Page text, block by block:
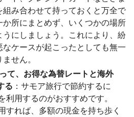
組み合わせて持っておくと万全で
所にまとめず、いくつかの場所
うにしましょう。これにより、紛
ケースが起こったとしても無一
せん。
て、お得な為替レートと海外
る ：サモア旅行で節約するに
利用するのがおすすめです。
すれば、多額の現金を持ち歩く